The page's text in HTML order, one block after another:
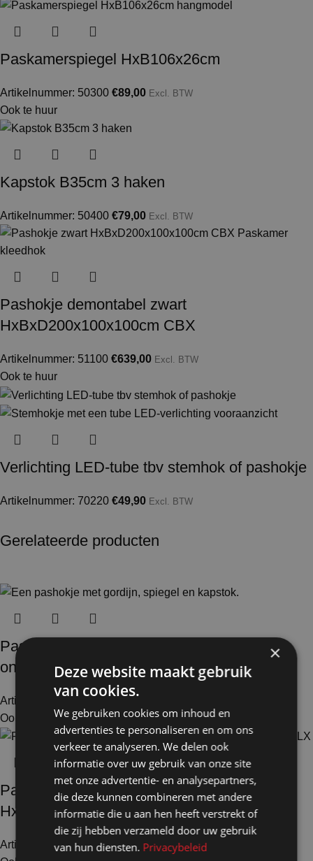
Paskamerspiegel HxB106x26cm
Artikelnummer: 50300 €89,00 Excl. BTW
Ook te huur
Kapstok B35cm 3 haken
Artikelnummer: 50400 €79,00 Excl. BTW
Pashokje demontabel zwart
HxBxD200x100x100cm CBX
Artikelnummer: 51100 €639,00 Excl. BTW
Ook te huur
Verlichting LED-tube tbv stemhok of pashokje
Artikelnummer: 70220 €49,90 Excl. BTW
Gerelateerde producten
Pashokje demontabel wit en 2x aanbouw
onderbouw HxBxD200x300x100cm CBX
Artikelnummer: 50126
Ook te huur
Pashokje demontabel zwart en 2x aanbouw
HxBxD200x300x100cm FLX
Artikelnummer: 51116€1.861,00 Excl. BTW
×
Deze website maakt gebruik
van cookies.
We gebruiken cookies om inhoud en
advertenties te personaliseren en om ons
verkeer te analyseren. We delen ook
informatie over uw gebruik van onze site
met onze advertentie- en analysepartners,
die deze kunnen combineren met andere
informatie die u aan hen heeft verstrekt of
die zij hebben verzameld door uw gebruik
van hun diensten. Privacybeleid